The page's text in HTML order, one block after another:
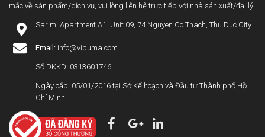
mắc về sản phẩm/dịch vụ, vui lòng liên hệ trực tiếp với nhà sản xuất/đại lý.
Sarimi Apartment A1. Unit 09, 74 Nguyen Co Thach, Thu Duc City
Email: info@vibuma.com
Số DKKD: 0313601746
Ngày cấp: 05/01/2016 tại Sở Kế hoạch và Đầu tư Thành phố Hồ
Chí Minh.